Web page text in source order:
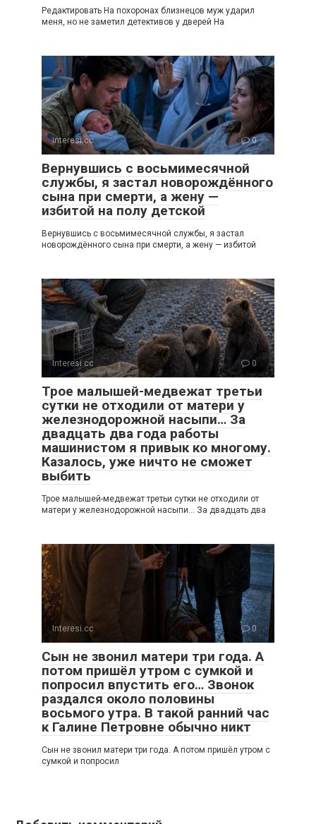
Редактировать На похоронах близнецов муж ударил
меня, но не заметил детективов у дверей На
Interesi.cc 0
Вернувшись с восьмимесячной
службы, я застал новорождённого
сына при смерти, а жену —
избитой на полу детской
Вернувшись с восьмимесячной службы, я застал
новорождённого сына при смерти, а жену — избитой
Interesi.cc 0
Трое малышей-медвежат третьи
сутки не отходили от матери у
железнодорожной насыпи… За
двадцать два года работы
машинистом я привык ко многому.
Казалось, уже ничто не сможет
выбить
Трое малышей-медвежат третьи сутки не отходили от
матери у железнодорожной насыпи… За двадцать два
Interesi.cc 0
Сын не звонил матери три года. А
потом пришёл утром с сумкой и
попросил впустить его… Звонок
раздался около половины
восьмого утра. В такой ранний час
к Галине Петровне обычно никт
Сын не звонил матери три года. А потом пришёл утром с
сумкой и попросил